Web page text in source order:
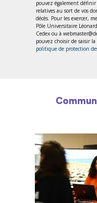
pouvez également
relatives au sort de vos
décès. Pour les exercer,
Pôle Universitaire
Cedex ou à
pouvez choisir de saisir
politique de protection